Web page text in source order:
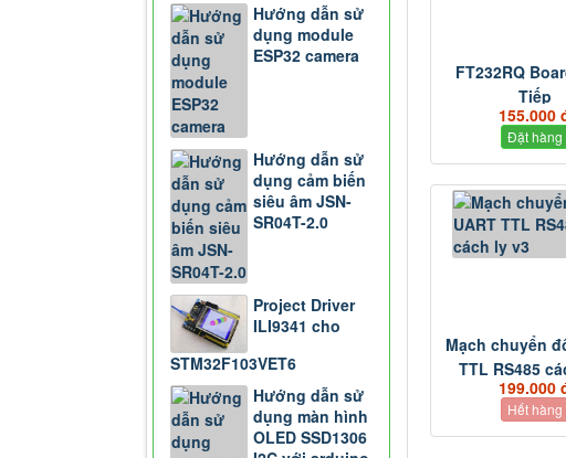
FT232RQ
Tiếp
155.000
Đặt hàng
Mạch chuyển
TTL RS485
199.000
Hết hàng
Hướng dẫn sử
dụng module
ESP32 camera
Hướng dẫn sử
dụng cảm biến
siêu âm JSN-
SR04T-2.0
Project Driver
ILI9341 cho
STM32F103VET6
Hướng dẫn sử
dụng màn hình
OLED SSD1306